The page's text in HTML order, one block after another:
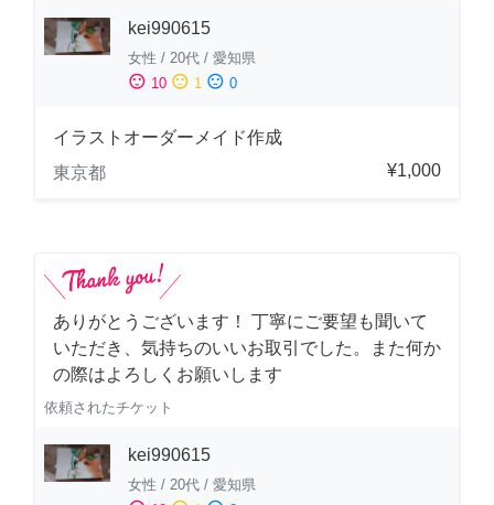
kei990615
女性 / 20代 / 愛知県
sentiment_satisfied 10 sentiment_neutral 1 sentiment_dissatisfied 0
イラストオーダーメイド作成
東京都
¥1,000
ありがとうございます！ 丁寧にご要望も聞いて
いただき、気持ちのいいお取引でした。また何か
の際はよろしくお願いします
依頼されたチケット
kei990615
女性 / 20代 / 愛知県